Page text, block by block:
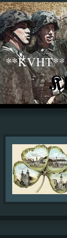
**KVHT**